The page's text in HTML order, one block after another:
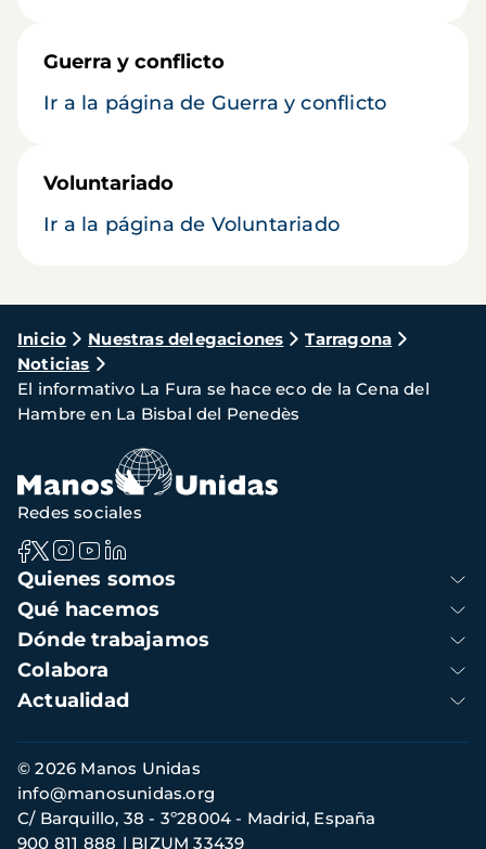
Guerra y conflicto
Ir a la página de Guerra y conflicto
Voluntariado
Ir a la página de Voluntariado
Ruta
de
navegación
Inicio Nuestras delegaciones
Tarragona
Noticias
El informativo La Fura se hace eco de la Cena del
Hambre en La Bisbal del Penedès
Navegación
principal
Quienes somos
Qué hacemos
Dónde trabajamos
Colabora
Actualidad
Redes sociales
Información
de
contacto
© 2026 Manos Unidas
C/ Barquillo, 38 - 3º28004 - Madrid, España
900 811 888
BIZUM 33439
info@manosunidas.org